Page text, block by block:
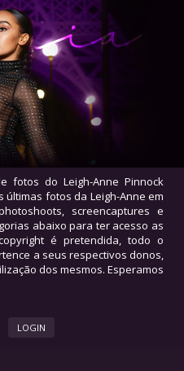
fotos do Leigh-Anne Pinnock
fotos da Leigh-Anne em
screencaptures e
abaixo para ter acesso as
é pretendida, todo o
a seus respectivos donos,
dos mesmos. Esperamos
LOGIN